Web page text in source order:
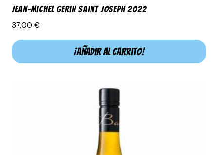
Jean-Michel Gerin Saint Joseph 2022
37,00 €
¡Añadir al carrito!